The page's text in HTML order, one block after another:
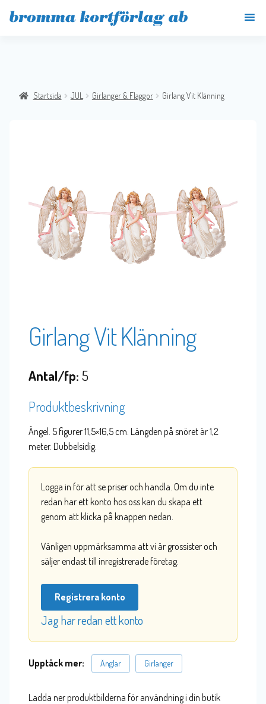
Startsida JUL Girlanger & Flaggor Girlang Vit Klänning
Girlang Vit Klänning
Antal/fp: 5
Produktbeskrivning
Ängel. 5 figurer 11,5×16,5 cm. Längden på snöret är 1,2
meter. Dubbelsidig.
Logga in för att se priser och handla. Om du inte
redan har ett konto hos oss kan du skapa ett
genom att klicka på knappen nedan.
Vänligen uppmärksamma att vi är grossister och
säljer endast till inregistrerade företag.
Registrera konto
Jag har redan ett konto
Upptäck mer: Änglar Girlanger
Ladda ner produktbilderna för användning i din butik